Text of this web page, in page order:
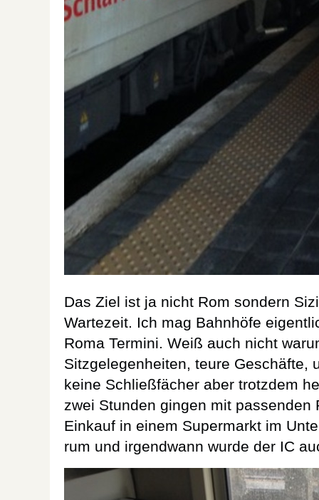
Das Ziel ist ja nicht Rom sondern
Wartezeit. Ich mag Bahnhöfe
Roma Termini. Weiß auch nicht
Sitzgelegenheiten, teure Geschäfte,
keine Schließfächer aber trotzdem
zwei Stunden gingen mit passenden
Einkauf in einem Supermarkt im
rum und irgendwann wurde der IC